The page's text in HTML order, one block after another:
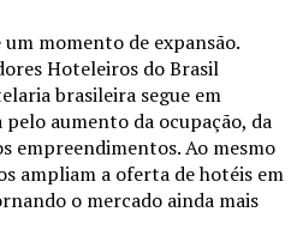
momento de expansão.
Hoteleiros do Brasil
brasileira segue em
aumento da ocupação, da
empreendimentos. Ao mesmo
ampliam a oferta de hotéis em
o mercado ainda mais